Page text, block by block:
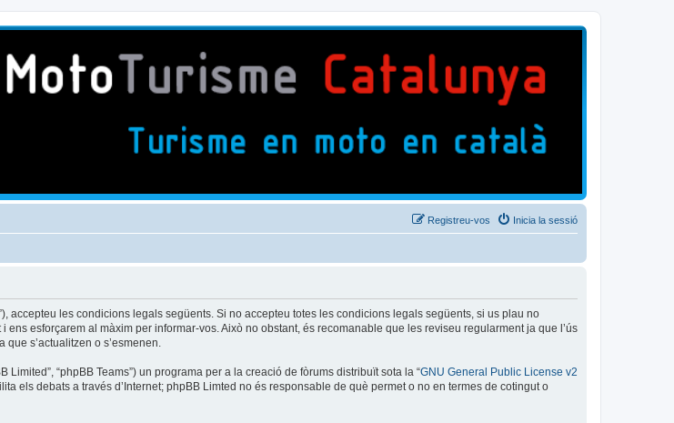
Inicia la sessió
Registreu-vos
accepteu les condicions legals següents. Si no accepteu totes les condicions legals següents, si us plau no
esforçarem al màxim per informar-vos. Això no obstant, és recomanable que les reviseu regularment ja que l’ús
s’actualitzen o s’esmenen.
Limited”, “phpBB Teams”) un programa per a la creació de fòrums distribuït sota la “GNU General Public License v2
els debats a través d’Internet; phpBB Limted no és responsable de què permet o no en termes de cotingut o